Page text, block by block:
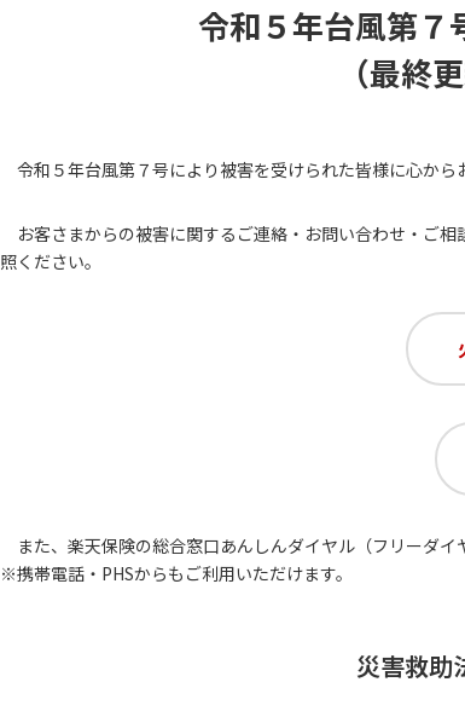
令和５年台風第７
（最終
令和５年台風第７号により被害を受けられた皆様に心か
お客さまからの被害に関するご連絡・お問い合わせ・ご
照ください。
また、楽天保険の総合窓口あんしんダイヤル（フリーダイ
※携帯電話・PHSからもご利用いただけます。
災害救助